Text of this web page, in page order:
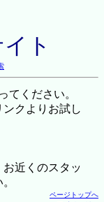
ト
てください。
クよりお試し
近くのスタッ
ページトップへ